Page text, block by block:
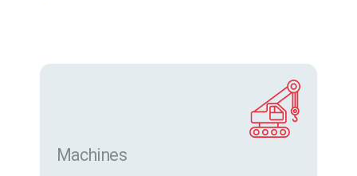
Machines